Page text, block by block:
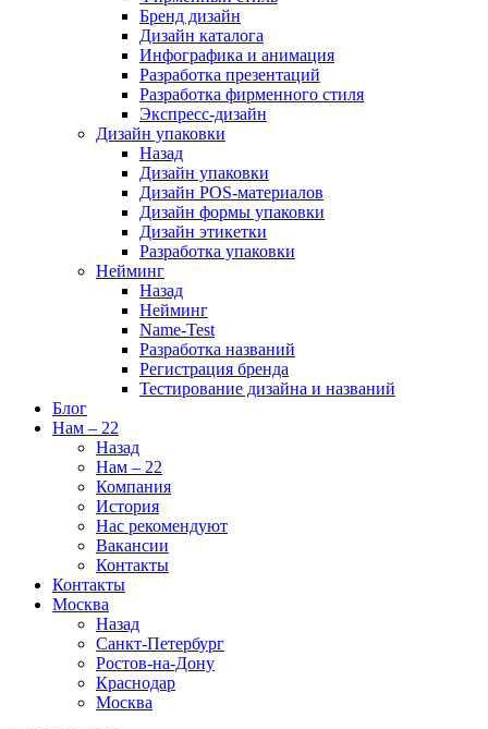
Бренд дизайн
Дизайн каталога
Инфографика и анимация
Разработка презентаций
Разработка фирменного стиля
Экспресс-дизайн
Дизайн упаковки
Назад
Дизайн упаковки
Дизайн POS-материалов
Дизайн формы упаковки
Дизайн этикетки
Разработка упаковки
Нейминг
Назад
Нейминг
Name-Test
Разработка названий
Регистрация бренда
Тестирование дизайна и названий
Блог
Нам – 22
Назад
Нам – 22
Компания
История
Нас рекомендуют
Вакансии
Контакты
Контакты
Москва
Назад
Санкт-Петербург
Ростов-на-Дону
Краснодар
Москва